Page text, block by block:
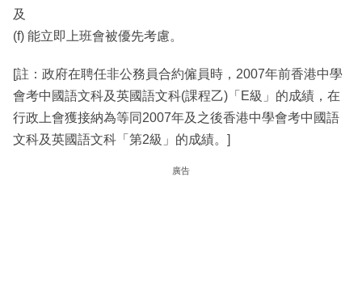
及
(f) 能立即上班會被優先考慮。
[註：政府在聘任非公務員合約僱員時，2007年前香港中學
會考中國語文科及英國語文科(課程乙)「E級」的成績，在
行政上會獲接納為等同2007年及之後香港中學會考中國語
文科及英國語文科「第2級」的成績。]
廣告